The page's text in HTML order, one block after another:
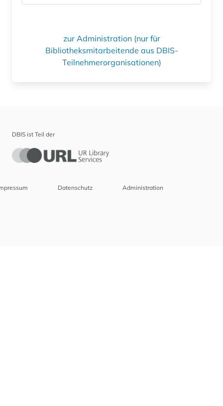
zur Administration (nur für
Bibliotheksmitarbeitende aus DBIS-
Teilnehmerorganisationen)
DBIS ist Teil der
Datenschutz Administration